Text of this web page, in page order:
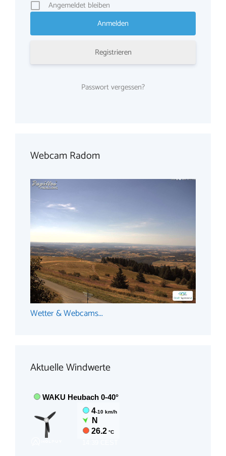
Angemeldet bleiben
Registrieren
Passwort vergessen?
Webcam Radom
Wetter & Webcams...
Aktuelle Windwerte